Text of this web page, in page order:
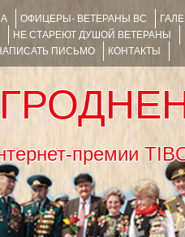
ОФИЦЕРЫ- ВЕТЕРАНЫ ВС
НЕ СТАРЕЮТ ДУШОЙ ВЕТЕРАНЫ
ПИСЬМО КОНТАКТЫ
интернет-